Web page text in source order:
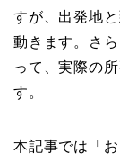
すが、出発地
動きます。さ
って、実際の
す。
本記事では「